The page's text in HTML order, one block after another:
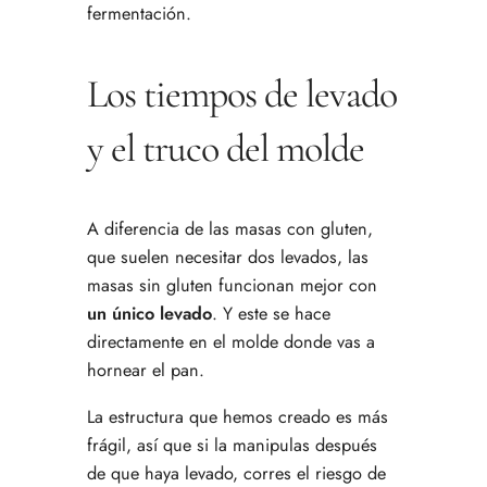
fermentación.
Los tiempos de levado
y el truco del molde
A diferencia de las masas con gluten,
que suelen necesitar dos levados, las
masas sin gluten funcionan mejor con
un único levado. Y este se hace
directamente en el molde donde vas a
hornear el pan.
La estructura que hemos creado es más
frágil, así que si la manipulas después
de que haya levado, corres el riesgo de